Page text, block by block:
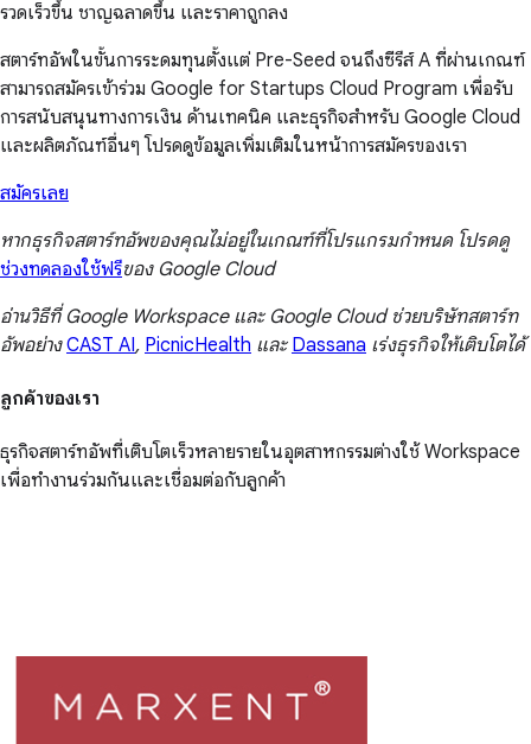
รวดเร็วขึ้น ชาญฉลาดขึ้น และราคาถูกลง
สตาร์ทอัพในขั้นการระดมทุนตั้งแต่ Pre-Seed จนถึงซีรีส์ A ที่ผ่านเกณฑ์
สามารถสมัครเข้าร่วม Google for Startups Cloud Program เพื่อรับ
การสนับสนุนทางการเงิน ด้านเทคนิค และธุรกิจสำหรับ Google Cloud
และผลิตภัณฑ์อื่นๆ โปรดดูข้อมูลเพิ่มเติมในหน้าการสมัครของเรา
สมัครเลย
หากธุรกิจสตาร์ทอัพของคุณไม่อยู่ในเกณฑ์ที่โปรแกรมกำหนด โปรดดู
ช่วงทดลองใช้ฟรีของ Google Cloud
อ่านวิธีที่ Google Workspace และ Google Cloud ช่วยบริษัทสตาร์ท
อัพอย่างCAST AI, PicnicHealth และ Dassana เร่งธุรกิจให้เติบโตได้
ลูกค้าของเรา
ธุรกิจสตาร์ทอัพที่เติบโตเร็วหลายรายในอุตสาหกรรมต่างใช้ Workspace
เพื่อทำงานร่วมกันและเชื่อมต่อกับลูกค้า